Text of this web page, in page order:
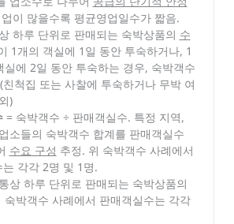
이 많을수록 평균영업일수가 짧음.
하루 단위로 판매되는 숙박상품의 수
1개의 객실에 1일 동안 투숙하거나, 1
실에 2일 동안 투숙하는 경우, 숙박객수
척집 또는 사찰에 투숙하거나 무박 여
)
= 숙박객수 ÷ 판매객실수. 특정 지역,
소들의 숙박객수 합계를 판매객실수
수요 구성 추정. 위 숙박객수 사례에서
각각 2명 및 1명.
상 하루 단위로 판매되는 숙박상품의
숙박객수 사례에서 판매객실수는 각각